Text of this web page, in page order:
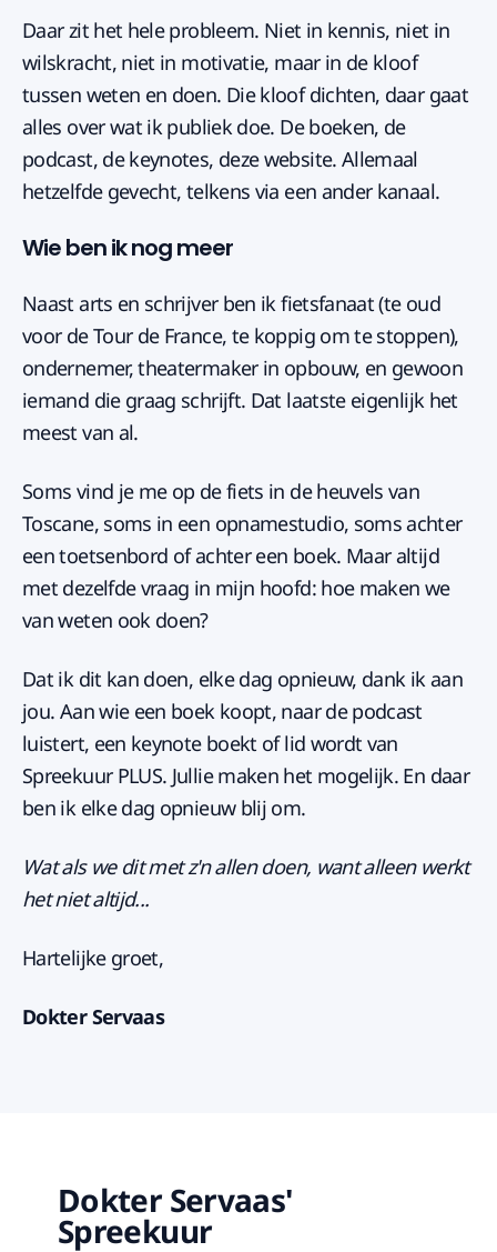
Daar zit het hele probleem. Niet in kennis, niet in
wilskracht, niet in motivatie, maar in de kloof
tussen weten en doen. Die kloof dichten, daar gaat
alles over wat ik publiek doe. De boeken, de
podcast, de keynotes, deze website. Allemaal
hetzelfde gevecht, telkens via een ander kanaal.
Wie ben ik nog meer
Naast arts en schrijver ben ik fietsfanaat (te oud
voor de Tour de France, te koppig om te stoppen),
ondernemer, theatermaker in opbouw, en gewoon
iemand die graag schrijft. Dat laatste eigenlijk het
meest van al.
Soms vind je me op de fiets in de heuvels van
Toscane, soms in een opnamestudio, soms achter
een toetsenbord of achter een boek. Maar altijd
met dezelfde vraag in mijn hoofd: hoe maken we
van weten ook doen?
Dat ik dit kan doen, elke dag opnieuw, dank ik aan
jou. Aan wie een boek koopt, naar de podcast
luistert, een keynote boekt of lid wordt van
Spreekuur PLUS. Jullie maken het mogelijk. En daar
ben ik elke dag opnieuw blij om.
Wat als we dit met z'n allen doen, want alleen werkt
het niet altijd...
Hartelijke groet,
Dokter Servaas
Dokter Servaas'
Spreekuur